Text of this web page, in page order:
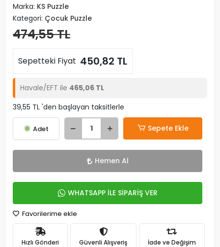
Marka: KS Puzzle
Kategori: Çocuk Puzzle
474,55 TL
Sepetteki Fiyat 450,82 TL
Havale/EFT ile 465,06 TL
39,55 TL 'den başlayan taksitlerle
Adet Sepete Ekle
Hemen Al
WHATSAPP İLE SİPARİŞ VER
Favorilerime ekle
Hızlı Gönderi Güvenli Alışveriş İade ve Değişim